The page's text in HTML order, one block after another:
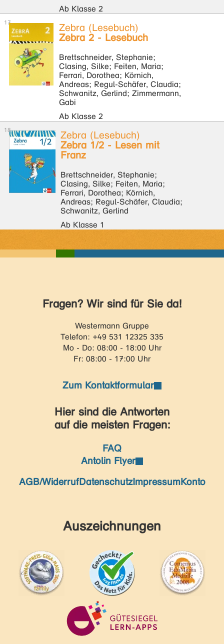
Ab Klasse 2
Zebra (Lesebuch)
Zebra 2 - Lesebuch
Brettschneider, Stephanie;
Clasing, Silke; Feiten, Maria;
Ferrari, Dorothea; Körnich,
Andreas; Regul-Schäfer, Claudia;
Schwanitz, Gerlind; Zimmermann,
Gabi
Ab Klasse 2
Zebra (Lesebuch)
Zebra 1/2 - Lesen mit
Franz
Brettschneider, Stephanie;
Clasing, Silke; Feiten, Maria;
Ferrari, Dorothea; Körnich,
Andreas; Regul-Schäfer, Claudia;
Schwanitz, Gerlind
Ab Klasse 1